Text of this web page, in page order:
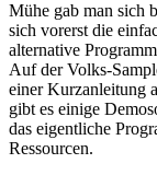
Mühe gab man sich
sich vorerst die
alternative
Auf der Volks-
einer Kurzanleitung
gibt es einige
das eigentliche
Ressourcen.